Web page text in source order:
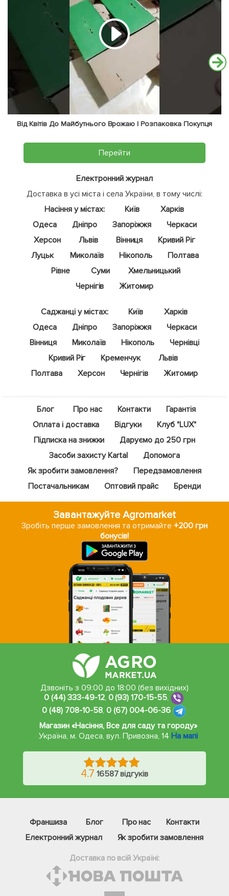
Від Квітів До Майбутнього Врожаю | Розпаковка Покупця
Перейти
Електронний журнал
Доставка в усі міста і села України, в тому числі:
Насіння у містах:
Київ
Харків
Одеса
Дніпро Запоріжжя
Черкаси
Херсон
Львів Вінниця
Кривий Ріг
Луцьк
Миколаїв Нікополь
Полтава
Рівне
Суми
Хмельницький
Чернігів
Житомир
Саджанці у містах: Київ
Харків
Одеса
Дніпро Запоріжжя
Черкаси
Вінниця
Миколаїв Нікополь
Чернівці
Кривий Ріг
Кременчук
Львів
Полтава
Херсон Чернігів Житомир
Блог Про нас Контакти
Гарантія
Оплата і доставка
Відгуки
Клуб "LUX"
Підписка на знижки
Даруємо до 250 грн
Засоби захисту Kartal
Допомога
Як зробити замовлення?
Передзамовлення
Постачальникам
Оптовий прайс Бренди
Завантажуйте Agromarket
Зробіть перше замовлення та отримайте+200 грн
бонусів!
Дзвоніть з 09:00 до 18:00 (без вихідних)
0 (44) 333-49-12, 0 (93) 170-15-55,
0 (48) 708-10-58, 0 (67) 004-06-36
Магазин «Насіння, Все для саду та городу»
Україна, м. Одеса,вул. Привозна, 14 На мапі
4.7 16587 відгуків
Франшиза Блог Про нас
Контакти
Електронний журнал
Як зробити замовлення
Доставка по всій Україні: